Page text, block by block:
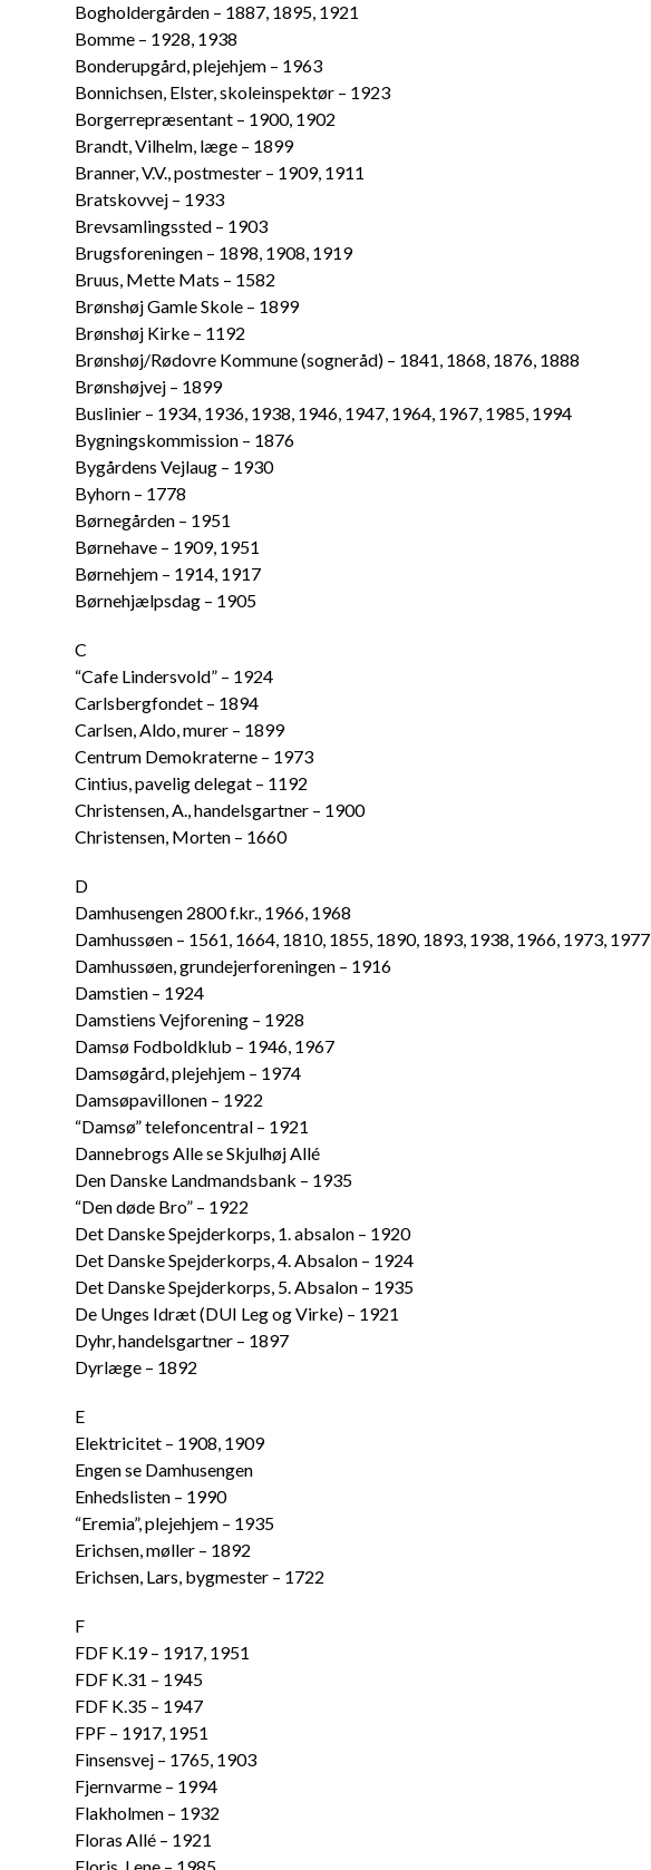
Bogholdergården – 1887, 1895, 1921
Bomme – 1928, 1938
Bonderupgård, plejehjem – 1963
Bonnichsen, Elster, skoleinspektør – 1923
Borgerrepræsentant – 1900, 1902
Brandt, Vilhelm, læge – 1899
Branner, V.V., postmester – 1909, 1911
Bratskovvej – 1933
Brevsamlingssted – 1903
Brugsforeningen – 1898, 1908, 1919
Bruus, Mette Mats – 1582
Brønshøj Gamle Skole – 1899
Brønshøj Kirke – 1192
Brønshøj/Rødovre Kommune (sogneråd) – 1841, 1868, 1876, 1888
Brønshøjvej – 1899
Buslinier – 1934, 1936, 1938, 1946, 1947, 1964, 1967, 1985, 1994
Bygningskommission – 1876
Bygårdens Vejlaug – 1930
Byhorn – 1778
Børnegården – 1951
Børnehave – 1909, 1951
Børnehjem – 1914, 1917
Børnehjælpsdag – 1905
C
“Cafe Lindersvold” – 1924
Carlsbergfondet – 1894
Carlsen, Aldo, murer – 1899
Centrum Demokraterne – 1973
Cintius, pavelig delegat – 1192
Christensen, A., handelsgartner – 1900
Christensen, Morten – 1660
D
Damhusengen 2800 f.kr., 1966, 1968
Damhussøen – 1561, 1664, 1810, 1855, 1890, 1893, 1938, 1966, 1973, 1977
Damhussøen, grundejerforeningen – 1916
Damstien – 1924
Damstiens Vejforening – 1928
Damsø Fodboldklub – 1946, 1967
Damsøgård, plejehjem – 1974
Damsøpavillonen – 1922
“Damsø” telefoncentral – 1921
Dannebrogs Alle se Skjulhøj Allé
Den Danske Landmandsbank – 1935
“Den døde Bro” – 1922
Det Danske Spejderkorps, 1. absalon – 1920
Det Danske Spejderkorps, 4. Absalon – 1924
Det Danske Spejderkorps, 5. Absalon – 1935
De Unges Idræt (DUI Leg og Virke) – 1921
Dyhr, handelsgartner – 1897
Dyrlæge – 1892
E
Elektricitet – 1908, 1909
Engen se Damhusengen
Enhedslisten – 1990
“Eremia”, plejehjem – 1935
Erichsen, møller – 1892
Erichsen, Lars, bygmester – 1722
F
FDF K.19 – 1917, 1951
FDF K.31 – 1945
FDF K.35 – 1947
FPF – 1917, 1951
Finsensvej – 1765, 1903
Fjernvarme – 1994
Flakholmen – 1932
Floras Allé – 1921